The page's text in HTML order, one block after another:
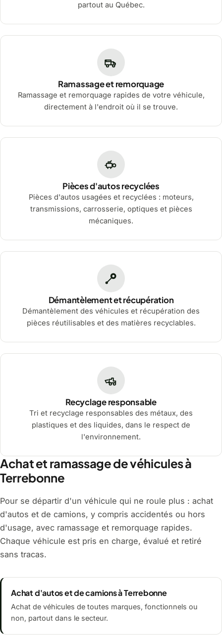
partout au Québec.
Ramassage et remorquage
Ramassage et remorquage rapides de votre véhicule,
directement à l'endroit où il se trouve.
Pièces d'autos recyclées
Pièces d'autos usagées et recyclées : moteurs,
transmissions, carrosserie, optiques et pièces
mécaniques.
Démantèlement et récupération
Démantèlement des véhicules et récupération des
pièces réutilisables et des matières recyclables.
Recyclage responsable
Tri et recyclage responsables des métaux, des
plastiques et des liquides, dans le respect de
l'environnement.
Achat et ramassage de véhicules à
Terrebonne
Pour se départir d'un véhicule qui ne roule plus : achat
d'autos et de camions, y compris accidentés ou hors
d'usage, avec ramassage et remorquage rapides.
Chaque véhicule est pris en charge, évalué et retiré
sans tracas.
Achat d'autos et de camions à Terrebonne
Achat de véhicules de toutes marques, fonctionnels ou
non, partout dans le secteur.